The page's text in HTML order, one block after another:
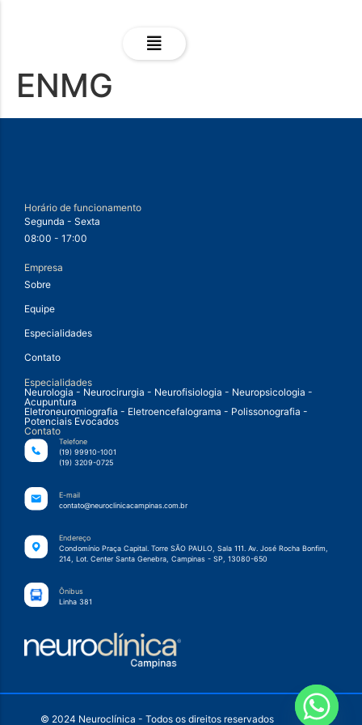
ENMG
Horário de funcionamento
Segunda - Sexta
08:00 - 17:00
Empresa
Sobre
Equipe
Especialidades
Contato
Especialidades
Neurologia - Neurocirurgia - Neurofisiologia - Neuropsicologia -
Acupuntura
Eletroneuromiografia - Eletroencefalograma - Polissonografia -
Potenciais Evocados
Contato
Telefone
(19) 99910-1001
(19) 3209-0725
E-mail
contato@neuroclinicacampinas.com.br
Endereço
Condomínio Praça Capital. Torre SÃO PAULO, Sala 111. Av. José Rocha Bonfim,
214, Lot. Center Santa Genebra, Campinas - SP, 13080-650
Ônibus
Linha 381
© 2024 Neuroclínica - Todos os direitos reservados